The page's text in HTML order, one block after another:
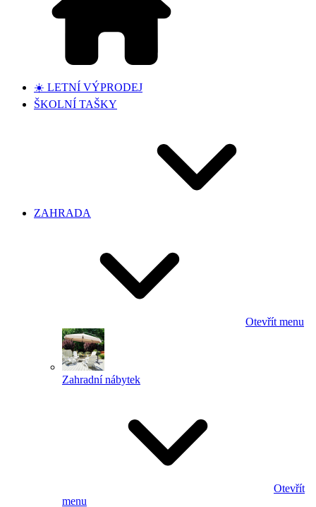
☀️ LETNÍ VÝPRODEJ
ŠKOLNÍ TAŠKY
ZAHRADA
Otevřít menu
Zahradní nábytek
Otevřít
menu